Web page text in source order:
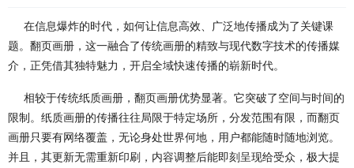
在信息爆炸的时代，如何让信息高效、广泛地传播成为了关键课
题。翻页画册，这一融合了传统画册的精致与现代数字技术的传播媒
介，正凭借其独特魅力，开启全域快速传播的崭新时代。
相较于传统纸质画册，翻页画册优势显著。它突破了空间与时间的
限制。纸质画册的传播往往局限于特定场所，分发范围有限，而翻页
画册只要有网络覆盖，无论身处世界何地，用户都能随时随地浏览。
并且，其更新无需重新印刷，内容调整后能即刻呈现给受众，极大提